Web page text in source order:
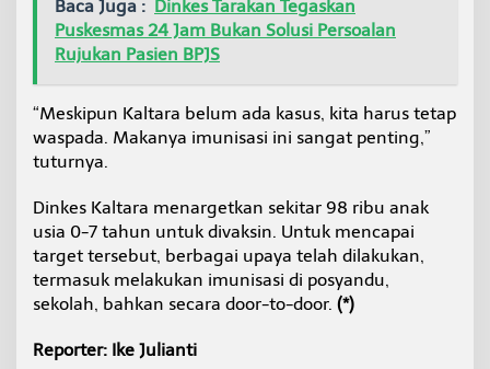
Baca Juga : Dinkes Tarakan Tegaskan
Puskesmas 24 Jam Bukan Solusi Persoalan
Rujukan Pasien BPJS
“Meskipun Kaltara belum ada kasus, kita harus tetap
waspada. Makanya imunisasi ini sangat penting,”
tuturnya.
Dinkes Kaltara menargetkan sekitar 98 ribu anak
usia 0-7 tahun untuk divaksin. Untuk mencapai
target tersebut, berbagai upaya telah dilakukan,
termasuk melakukan imunisasi di posyandu,
sekolah, bahkan secara door-to-door. (*)
Reporter: Ike Julianti